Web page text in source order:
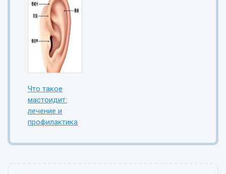
Что такое
мастоидит:
лечение и
профилактика